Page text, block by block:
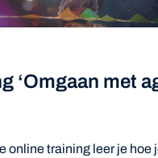
‘Omgaan met
online training leer je hoe